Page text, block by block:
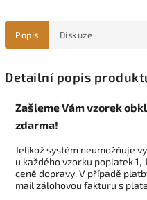
Popis Diskuze
Detailní popis
Zašleme Vám vzorek
zdarma!
Jelikož systém neumožňuje
u každého vzorku poplatek
ceně dopravy. V případě
mail zálohovou fakturu s